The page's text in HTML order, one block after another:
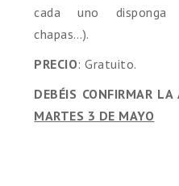
cada uno disponga
chapas…).
PRECIO: Gratuito.
DEBÉIS CONFIRMAR
MARTES 3 DE MAYO